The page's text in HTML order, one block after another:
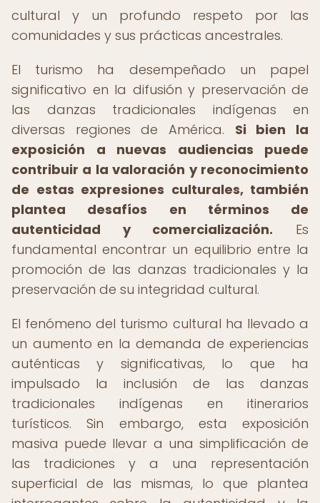
cultural y un profundo respeto por las
comunidades y sus prácticas ancestrales.
El turismo ha desempeñado un papel
significativo en la difusión y preservación de
las danzas tradicionales indígenas en
diversas regiones de América. Si bien la
exposición a nuevas audiencias puede
contribuir a la valoración y reconocimiento
de estas expresiones culturales, también
plantea desafíos en términos de
autenticidad y comercialización. Es
fundamental encontrar un equilibrio entre la
promoción de las danzas tradicionales y la
preservación de su integridad cultural.
El fenómeno del turismo cultural ha llevado a
un aumento en la demanda de experiencias
auténticas y significativas, lo que ha
impulsado la inclusión de las danzas
tradicionales indígenas en itinerarios
turísticos. Sin embargo, esta exposición
masiva puede llevar a una simplificación de
las tradiciones y a una representación
superficial de las mismas, lo que plantea